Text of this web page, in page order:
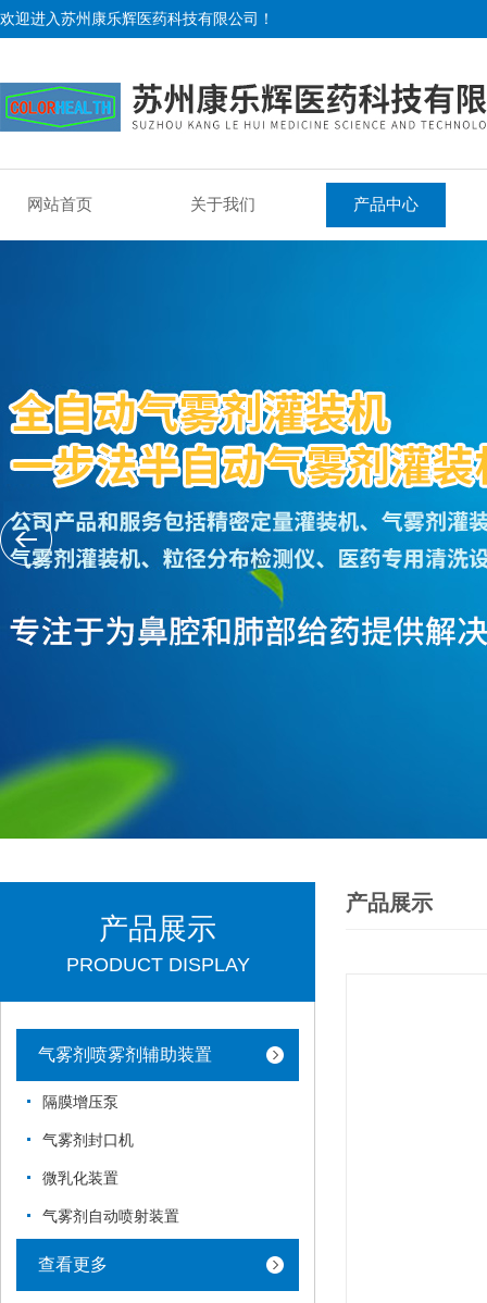
欢迎进入苏州康乐辉医药科技有限公司！
网站首页 关于我们 产品中心
产品展示
PRODUCT DISPLAY
气雾剂喷雾剂辅助装置
隔膜增压泵
气雾剂封口机
微乳化装置
气雾剂自动喷射装置
查看更多
产品展示